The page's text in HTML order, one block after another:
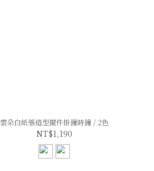
雲朵白紙張造型擺件掛鐘時鐘 / 2色
NT$1,190